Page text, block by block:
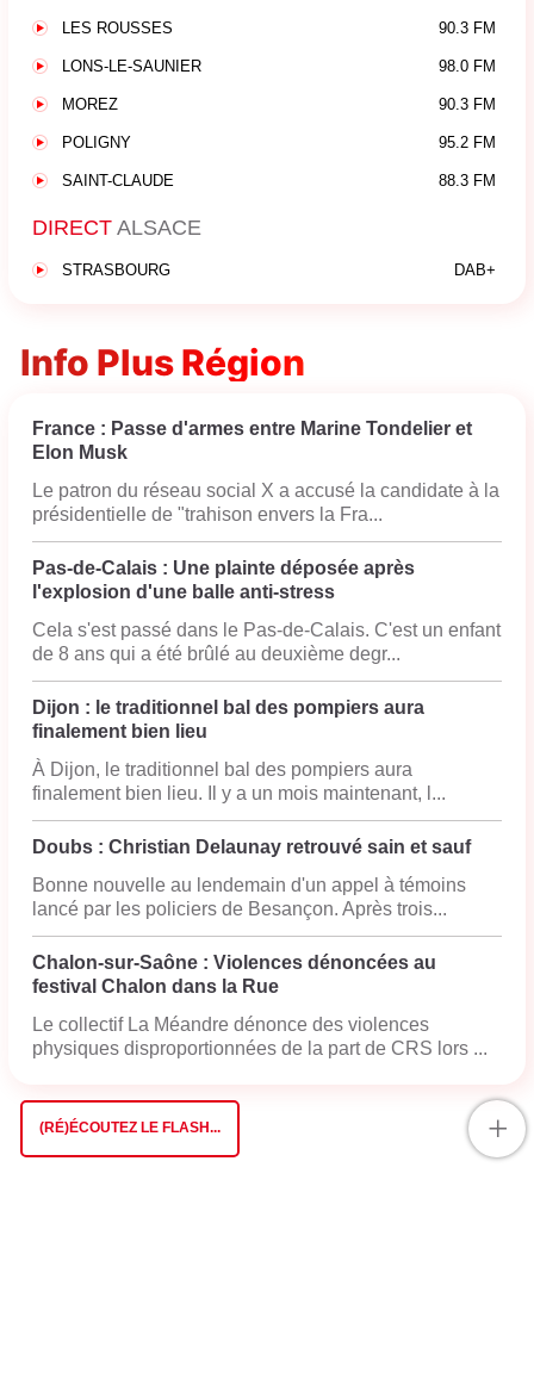
LES ROUSSES 90.3 FM
LONS-LE-SAUNIER 98.0 FM
MOREZ 90.3 FM
POLIGNY 95.2 FM
SAINT-CLAUDE 88.3 FM
DIRECT ALSACE
STRASBOURG DAB+
Info Plus Région
France : Passe d'armes entre Marine Tondelier et
Elon Musk
Le patron du réseau social X a accusé la candidate à la
présidentielle de "trahison envers la Fra...
Pas-de-Calais : Une plainte déposée après
l'explosion d'une balle anti-stress
Cela s'est passé dans le Pas-de-Calais. C'est un enfant
de 8 ans qui a été brûlé au deuxième degr...
Dijon : le traditionnel bal des pompiers aura
finalement bien lieu
À Dijon, le traditionnel bal des pompiers aura
finalement bien lieu. Il y a un mois maintenant, l...
Doubs : Christian Delaunay retrouvé sain et sauf
Bonne nouvelle au lendemain d'un appel à témoins
lancé par les policiers de Besançon. Après trois...
Chalon-sur-Saône : Violences dénoncées au
festival Chalon dans la Rue
Le collectif La Méandre dénonce des violences
physiques disproportionnées de la part de CRS lors ...
(RÉ)ÉCOUTEZ LE FLASH... +